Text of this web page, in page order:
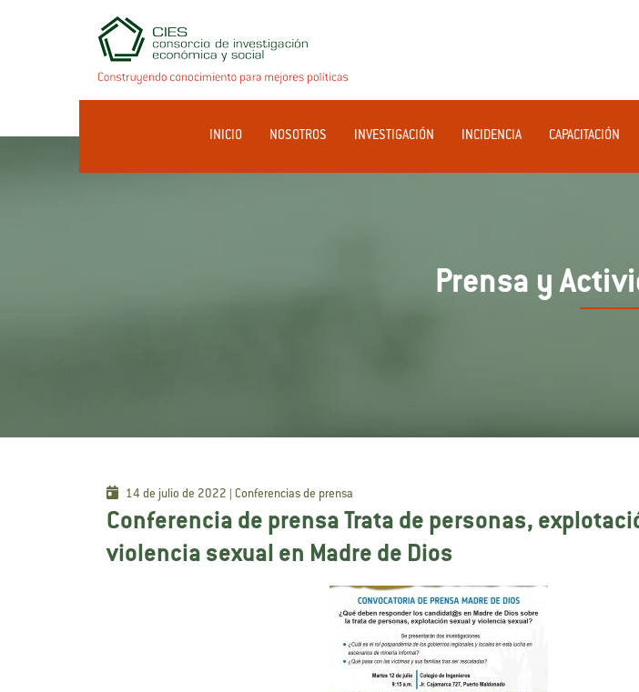
INICIO NOSOTROS INVESTIGACIÓN INCIDENCIA CAPACITACIÓN
Prensa y
14 de julio de 2022 | Conferencias de prensa
Conferencia de prensa Trata de personas,
violencia sexual en Madre de Dios